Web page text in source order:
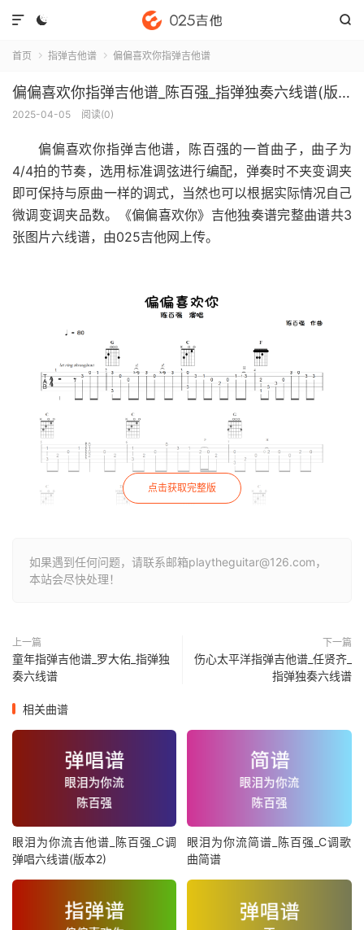
 

首页  指弹吉他谱  偏偏喜欢你指弹吉他谱
偏偏喜欢你指弹吉他谱_陈百强_指弹独奏六线谱(版本2)
2025-04-05 阅读(0)
偏偏喜欢你指弹吉他谱，陈百强的一首曲子，曲子为
4/4拍的节奏，选用标准调弦进行编配，弹奏时不夹变调夹
即可保持与原曲一样的调式，当然也可以根据实际情况自己
微调变调夹品数。《偏偏喜欢你》吉他独奏谱完整曲谱共3
张图片六线谱，由025吉他网上传。
点击获取完整版
如果遇到任何问题，请联系邮箱playtheguitar@126.com，
本站会尽快处理！
上一篇
童年指弹吉他谱_罗大佑_指弹独
奏六线谱
下一篇
伤心太平洋指弹吉他谱_任贤齐_
指弹独奏六线谱
相关曲谱
眼泪为你流吉他谱_陈百强_C调
弹唱六线谱(版本2)
眼泪为你流简谱_陈百强_C调歌
曲简谱